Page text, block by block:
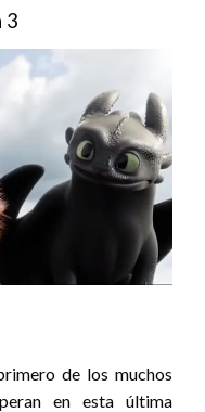
3
de los muchos
en esta última